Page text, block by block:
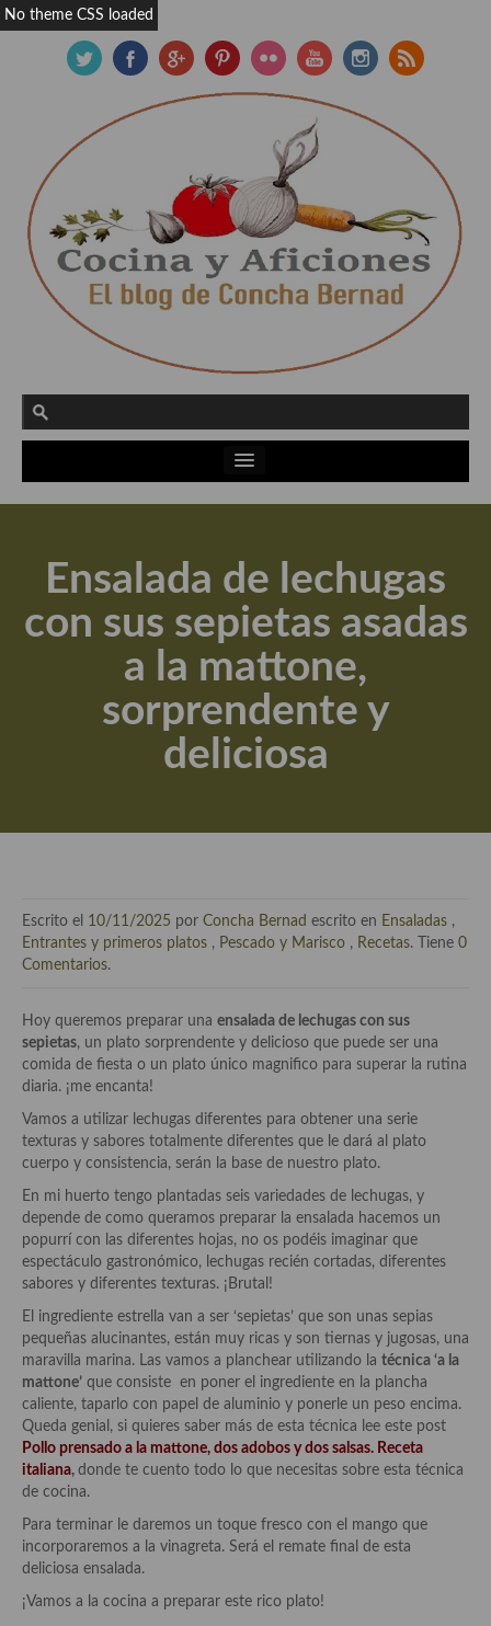
Actualidad y recomendaciones
Apuntes, estudios sobre temas interesantes e importantes
Aceite de Oliva Virgen Extra (AOVE)
Recetas maridadas con los mejores AOVES
Flores en la cocina recetas
Técnicas de emplatado
Especias, hierbas, condimentos, espesantes y aditivos
Origen y evolución de la comida
Protocolo y buenas maneras.
Ocio – restaurantes, bares, tabernas
En El Candelero
Las opiniones de la «Cocinera»
Prensa
Recetas
Acompañamientos
Airfryer recetas
Aderezos, salsas, vinagretas, especias, hierbas aromáticas o
Especias, mezclas de especias
Hierbas aromáticas
Ensalada de lechugas
con sus sepietas asadas
a la mattone,
sorprendente y
deliciosa
Escrito el 10/11/2025 por Concha Bernad escrito en Ensaladas ,
Entrantes y primeros platos , Pescado y Marisco , Recetas. Tiene 0
Comentarios.
Hoy queremos preparar una ensalada de lechugas con sus
sepietas, un plato sorprendente y delicioso que puede ser una
comida de fiesta o un plato único magnifico para superar la rutina
diaria. ¡me encanta!
Vamos a utilizar lechugas diferentes para obtener una serie
texturas y sabores totalmente diferentes que le dará al plato
cuerpo y consistencia, serán la base de nuestro plato.
En mi huerto tengo plantadas seis variedades de lechugas, y
depende de como queramos preparar la ensalada hacemos un
popurrí con las diferentes hojas, no os podéis imaginar que
espectáculo gastronómico, lechugas recién cortadas, diferentes
sabores y diferentes texturas. ¡Brutal!
El ingrediente estrella van a ser ‘sepietas’ que son unas sepias
pequeñas alucinantes, están muy ricas y son tiernas y jugosas, una
maravilla marina. Las vamos a planchear utilizando la técnica ‘a la
mattone’ que consiste en poner el ingrediente en la plancha
caliente, taparlo con papel de aluminio y ponerle un peso encima.
Queda genial, si quieres saber más de esta técnica lee este post
Pollo prensado a la mattone, dos adobos y dos salsas. Receta
italiana, donde te cuento todo lo que necesitas sobre esta técnica
de cocina.
Para terminar le daremos un toque fresco con el mango que
incorporaremos a la vinagreta. Será el remate final de esta
deliciosa ensalada.
¡Vamos a la cocina a preparar este rico plato!
No theme CSS loaded